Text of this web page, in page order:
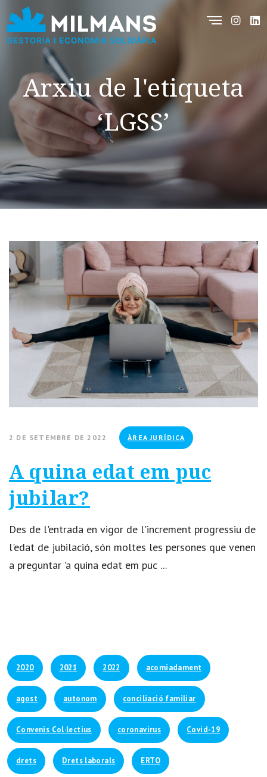
Arxiu de l'etiqueta
‘LGSS’
2 DE SETEMBRE DE 2022 ÀREA JURÍDICA
A quina edat em puc
jubilar?
Des de l'entrada en vigor de l'increment progressiu de
l'edat de jubilació, són moltes les persones que venen
a preguntar 'a quina edat em puc ...
2020 2021 2022 acomiadament
agost autonom conciliació familiar
Convenis Col·lectius coronavirus Covid-19
drets Drets laborals ERTO